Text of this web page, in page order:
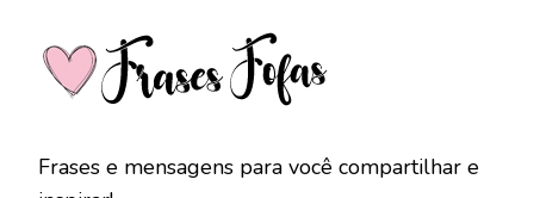
Frases e mensagens para você compartilhar e